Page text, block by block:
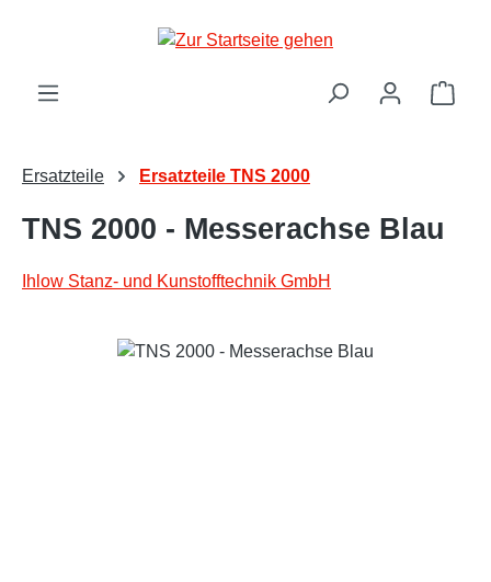
Zum Hauptinhalt springen
Ersatzteile Ersatzteile TNS 2000
TNS 2000 - Messerachse Blau
Ihlow Stanz- und Kunstofftechnik GmbH
Bildergalerie überspringen